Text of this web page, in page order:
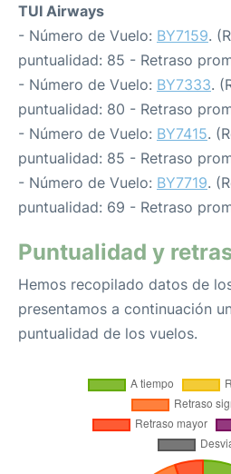
TUI Airways
- Número de Vuelo: BY7159.
puntualidad: 85 - Retraso
- Número de Vuelo: BY7333.
puntualidad: 80 - Retraso
- Número de Vuelo: BY7415.
puntualidad: 85 - Retraso
- Número de Vuelo: BY7719.
puntualidad: 69 - Retraso
Puntualidad y
Hemos recopilado datos de
presentamos a continuación
puntualidad de los vuelos.